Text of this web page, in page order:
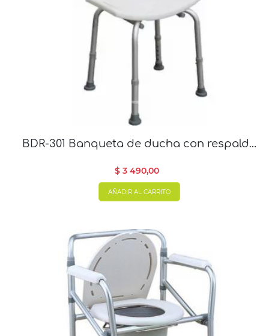
BDR-301 Banqueta de ducha con respaldo
$ 3 490,00
AÑADIR AL CARRITO